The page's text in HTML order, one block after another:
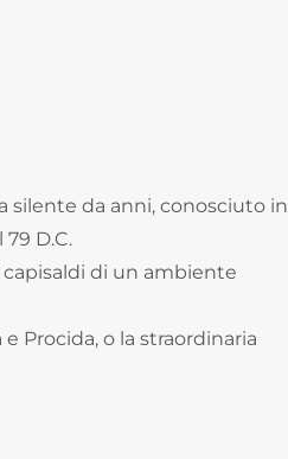
silente da anni, conosciuto in
D.C.
capisaldi di un ambiente
Procida, o la straordinaria